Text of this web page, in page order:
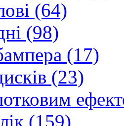
(64)
(98)
(17)
(23)
(159)